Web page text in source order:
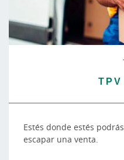
Estés donde estés
escapar una venta.